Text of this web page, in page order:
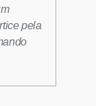
pela